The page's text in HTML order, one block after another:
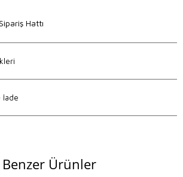
Hattı
İade
Benzer Ürünler